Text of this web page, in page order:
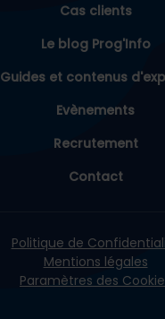
Cas clients
Le blog Prog'Info
Guides et contenus
Evènements
Recrutement
Contact
Politique de
Mentions légales
Paramètres des